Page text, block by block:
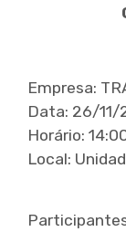
Empresa:
Data: 26/11/
Horário:
Local: